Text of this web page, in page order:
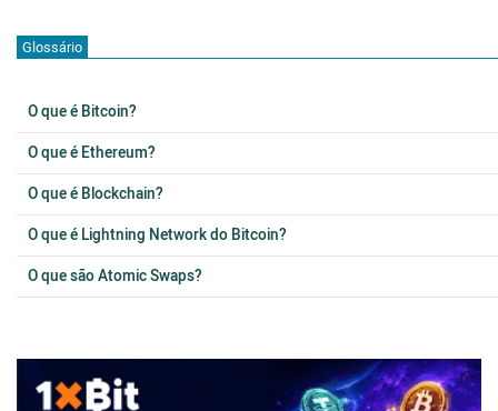
Glossário
O que é Bitcoin?
O que é Ethereum?
O que é Blockchain?
O que é Lightning Network do Bitcoin?
O que são Atomic Swaps?